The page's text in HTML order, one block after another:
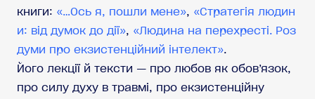
книги: «…Ось я, пошли мене», «Стратегія людин
и: від думок до дії», «Людина на перехресті. Роз
думи про екзистенційний інтелект».
Його лекції й тексти — про любов як обов’язок,
про силу духу в травмі, про екзистенційну